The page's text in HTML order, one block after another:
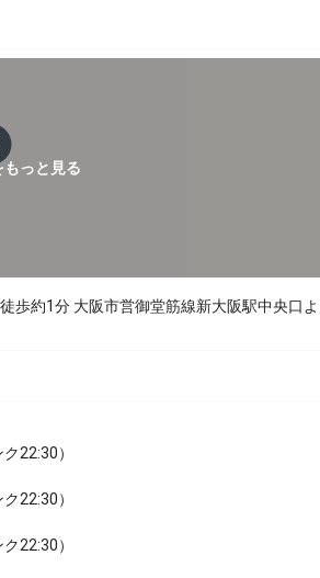
歩約1分 大阪市営御堂筋線新大阪駅中央口
22:30）
22:30）
22:30）